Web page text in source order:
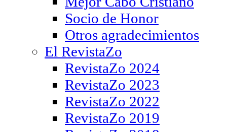
Socio de Honor
Otros agradecimientos
El RevistaZo
RevistaZo 2024
RevistaZo 2023
RevistaZo 2022
RevistaZo 2019